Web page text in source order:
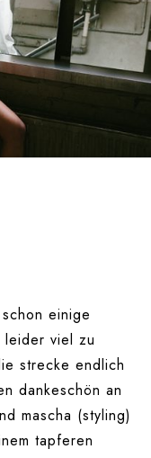
einige
leider viel zu
strecke endlich
dankeschön an
mascha (styling)
tapferen
SEITE